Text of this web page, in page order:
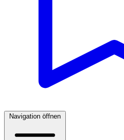
Navigation öffnen